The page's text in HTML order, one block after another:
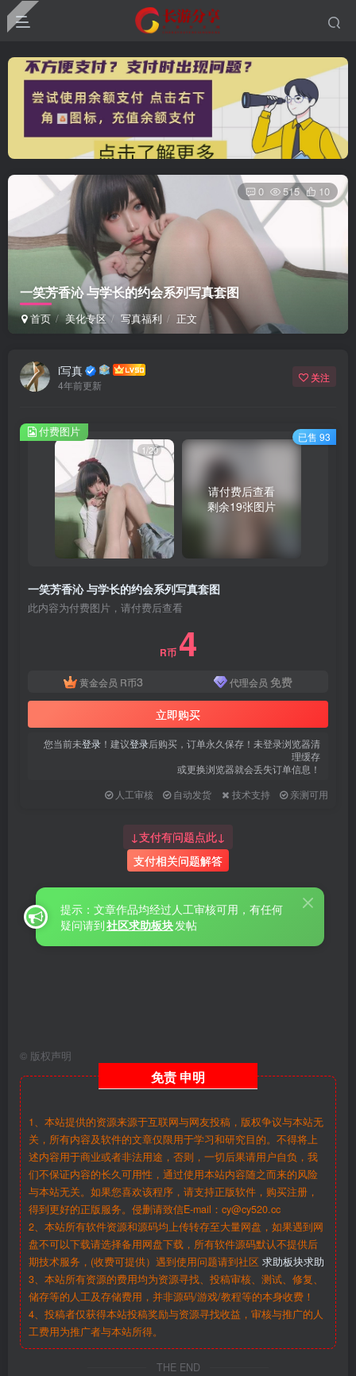
一笑芳香沁 与学长的约会系列写真套图
首页 美化专区 写真福利 正文
0 515 10
i写真
4年前更新
关注
1/20
请付费后查看
剩余19张图片
一笑芳香沁 与学长的约会系列写真套图
此内容为付费图片，请付费后查看
R币 4
黄金会员 R币3 代理会员 免费
立即购买
您当前未登录 ！建议登录后购买，订单永久保存！未登录浏览器清
理缓存
或更换浏览器就会丢失订单信息！
人工审核
自动发货 技术支持 亲测可用
付费图片 已售 93
↓支付有问题点此↓
支付相关问题解答
提示：文章作品均经过人工审核可用，有任何
疑问请到社区求助板块发帖
© 版权声明
免责 申明
1、本站提供的资源来源于互联网与网友投稿，版权争议与本站无
关，所有内容及软件的文章仅限用于学习和研究目的。不得将上
述内容用于商业或者非法用途，否则，一切后果请用户自负，我
们不保证内容的长久可用性，通过使用本站内容随之而来的风险
与本站无关。如果您喜欢该程序，请支持正版软件，购买注册，
得到更好的正版服务。侵删请致信E-mail：cy@cy520.cc
2、本站所有软件资源和源码均上传转存至大量网盘，如果遇到网
盘不可以下载请选择备用网盘下载，所有软件源码默认不提供后
期技术服务，(收费可提供）遇到使用问题请到社区 求助板块求助
3、本站所有资源的费用均为资源寻找、投稿审核、测试、修复、
储存等的人工及存储费用，并非源码/游戏/教程等的本身收费！
4、投稿者仅获得本站投稿奖励与资源寻找收益，审核与推广的人
工费用为推广者与本站所得。
THE END